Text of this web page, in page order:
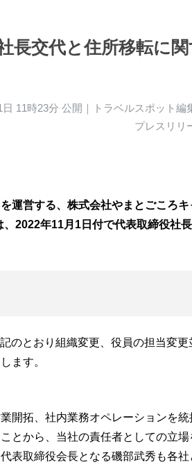
交代と住所移転に関
11時23分 公開｜トラベルスポット編
プレスリリ
運営する、株式会社やまとごころキ
2022年11月1日付で代表取締役社
のとおり組織変更、役員の担当変更
ます。
開拓、社内業務オペレーションを統
とから、当社の責任者としての立場
表取締役会長となる磯部武秀も各社